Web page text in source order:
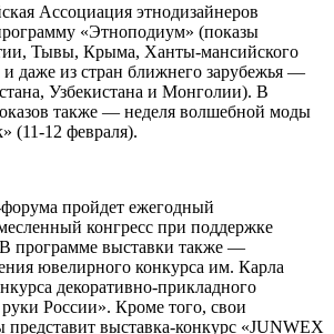
Ассоциация этнодизайнеров
«Этноподиум» (показы
Тывы, Крыма, Ханты-мансийского
и даже из стран ближнего зарубежья —
Узбекистана и Монголии). В
также — неделя волшебной моды
(11-12 февраля).
пройдет ежегодный
конгресс при поддержке
программе выставки также —
ювелирного конкурса им. Карла
декоративно-прикладного
России». Кроме того, свои
выставка-конкурс «JUNWEX